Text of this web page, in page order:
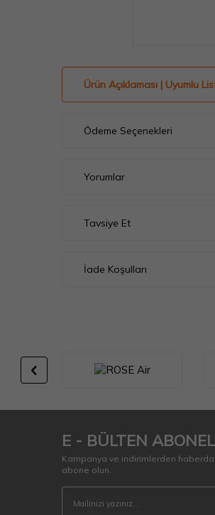
Ürün Açıklaması | Uyumlu
Ödeme Seçenekleri
Yorumlar
Tavsiye Et
İade Koşulları
E - BÜLTEN
Kampanya ve indirimlerden
abone olun.